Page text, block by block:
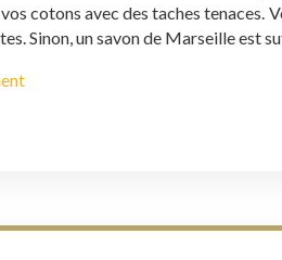
cotons avec des taches
Sinon, un savon de Marseille est